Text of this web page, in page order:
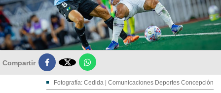
Compartir 
Fotografía: Cedida | Comunicaciones Deportes Concepción